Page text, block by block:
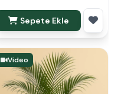
Sepete Ekle
Video